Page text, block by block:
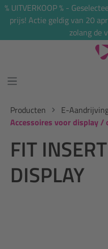
% UITVERKOOP % -
prijs! Actie geldig van 20
zolang de
Producten
E-
Accessoires voor display /
FIT
DISPLAY